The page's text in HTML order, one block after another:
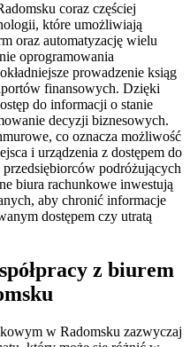
coraz częściej
które umożliwiają
oraz automatyzację wielu
oprogramowania
prowadzenie ksiąg
finansowych. Dzięki
do informacji o stanie
decyzji biznesowych.
co oznacza możliwość
i urządzenia z dostępem do
podróżujących
biura rachunkowe inwestują
aby chronić informacje
dostępem czy utratą
z biurem
w Radomsku zazwyczaj